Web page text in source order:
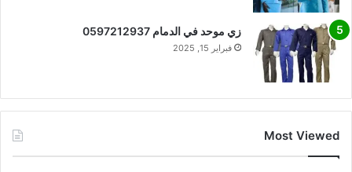
زي موحد في الدمام 0597212937
فبراير 15, 2025
Most Viewed